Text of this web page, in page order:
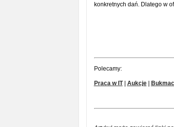
konkretnych dań. Dlatego w
Polecamy:
Praca w IT| Aukcje|